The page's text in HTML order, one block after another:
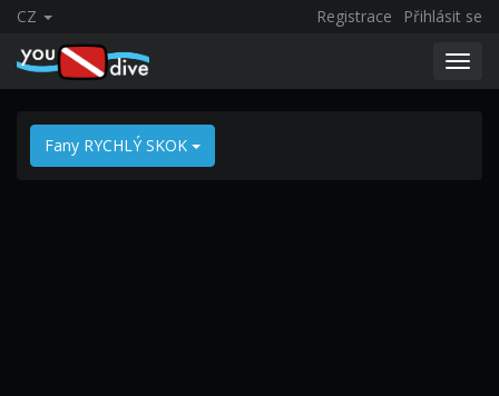
CZ Registrace Přihlásit se
Fany RYCHLÝ SKOK